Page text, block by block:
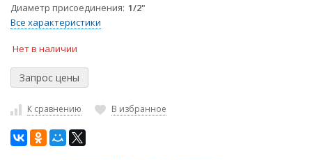
Диаметр присоединения 1/2"
Все характеристики
Нет в наличии
К сравнению В избранное